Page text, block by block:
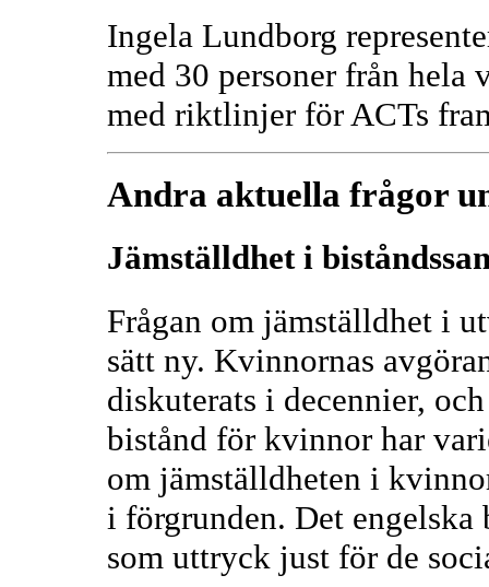
Ingela Lundborg
med 30 personer från hela
med riktlinjer för ACTs
Andra aktuella frågor
Jämställdhet i
Frågan om jämställdhet i
sätt ny. Kvinnornas
diskuterats i decennier,
bistånd för kvinnor har
om jämställdheten i
i förgrunden. Det engelska
som uttryck just för de